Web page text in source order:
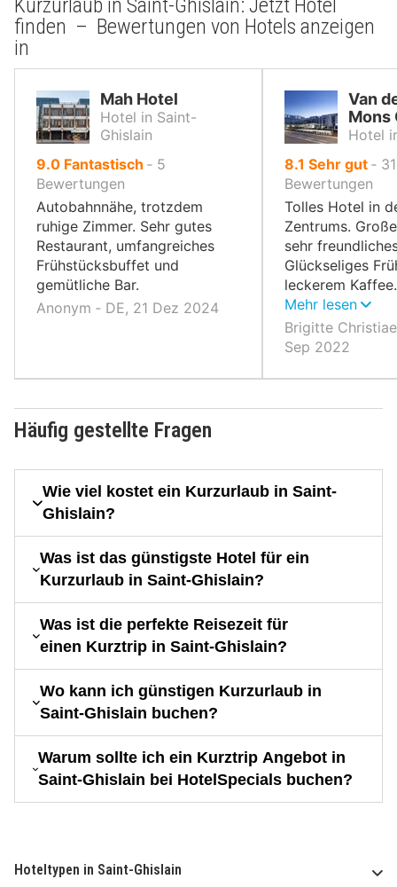
Kurzurlaub in Saint-Ghislain: Jetzt Hotel
finden – Bewertungen von Hotels anzeigen
in
Mah Hotel
Hotel in Saint-
Ghislain
9.0von
10,
Fantastisch ‐ 5
Bewertungen
Autobahnnähe, trotzdem
ruhige Zimmer. Sehr gutes
Restaurant, umfangreiches
Frühstücksbuffet und
gemütliche Bar.
Anonym ‐ DE, 21 Dez 2024
Van
Mons
Hotel
8.1 von
10,
Sehr gut ‐ 31
Bewertungen
Tolles Hotel in
Zentrums.
sehr
Glückseliges
leckerem
auf jeden Fall
Mehr lesen
Brigitte
Sep 2022
Häufig gestellte Fragen
Wie viel kostet ein Kurzurlaub in Saint-
Ghislain?
Was ist das günstigste Hotel für ein
Kurzurlaub in Saint-Ghislain?
Was ist die perfekte Reisezeit für
einen Kurztrip in Saint-Ghislain?
Wo kann ich günstigen Kurzurlaub in
Saint-Ghislain buchen?
Warum sollte ich ein Kurztrip Angebot in
Saint-Ghislain bei HotelSpecials buchen?
Hoteltypen in Saint-Ghislain